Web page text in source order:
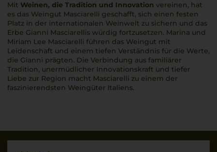
Mit Weinen, die Tradition und Innovation vereinen, hat
es das Weingut Masciarelli geschafft, sich einen festen
Platz in der internationalen Weinwelt zu sichern und das
Erbe Gianni Masciarellis würdig fortzusetzen. Marina und
Miriam Lee Masciarelli führen das Weingut mit
Leidenschaft und einem tiefen Verständnis für die Werte,
die Gianni prägten. Die Verbindung aus familiärer
Tradition, unermüdlicher Innovationskraft und tiefer
Liebe zur Region macht Masciarelli zu einem der
faszinierendsten Weingüter Italiens.